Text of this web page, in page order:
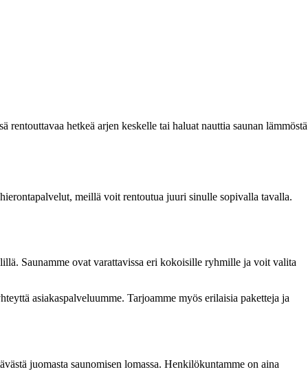
hetkeä arjen keskelle tai haluat nauttia saunan lämmöstä
meillä voit rentoutua juuri sinulle sopivalla tavalla.
Saunamme ovat varattavissa eri kokoisille ryhmille ja voit valita
asiakaspalveluumme. Tarjoamme myös erilaisia paketteja ja
juomasta saunomisen lomassa. Henkilökuntamme on aina